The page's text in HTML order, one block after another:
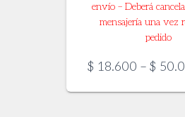
envío – Deberá
mensajería una vez
pedido
$ 18.600 – $